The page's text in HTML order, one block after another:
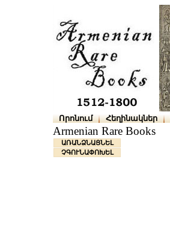
Որոնում Հեղինակներ
Armenian Rare Books
ԱՌԱՆՁՆԱՑՆԵԼ
ՉԳՈՒՆԱՓՈԽԵԼ